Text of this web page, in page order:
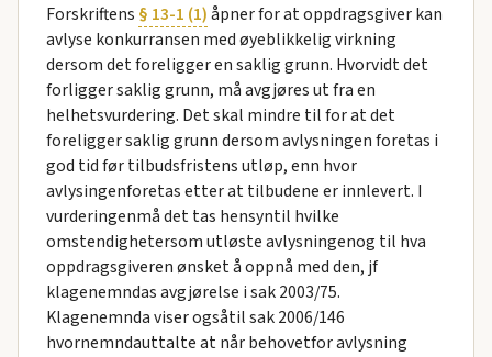
Forskriftens § 13-1 (1)åpner for at oppdragsgiver kan
avlyse konkurransen med øyeblikkelig virkning
dersom det foreligger en saklig grunn. Hvorvidt det
forligger saklig grunn, må avgjøres ut fra en
helhetsvurdering. Det skal mindre til for at det
foreligger saklig grunn dersom avlysningen foretas i
god tid før tilbudsfristens utløp, enn hvor
avlysingenforetas etter at tilbudene er innlevert. I
vurderingenmå det tas hensyntil hvilke
omstendighetersom utløste avlysningenog til hva
oppdragsgiveren ønsket å oppnå med den, jf
klagenemndas avgjørelse i sak 2003/75.
Klagenemnda viser ogsåtil sak 2006/146
hvornemndauttalte at når behovetfor avlysning